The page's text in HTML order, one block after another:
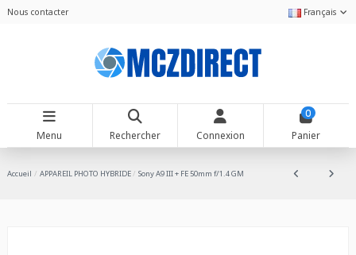
Nous contacter Français
Menu Rechercher Connexion
0
Panier
Accueil APPAREIL PHOTO HYBRIDE Sony A9 III + FE 50mm f/1.4 GM